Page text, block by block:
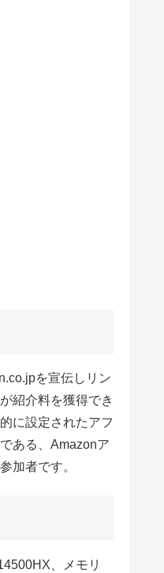
を宣伝しリン
紹介料を獲得でき
に設定されたアフ
ある、Amazonア
加者です。
、メモリ